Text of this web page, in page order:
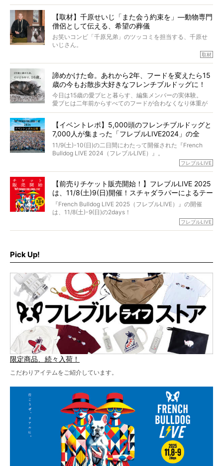
力をもつお笑い芸人「シークエンスはやとも」さんに、愛
犬の旅立ちや供養についてインタビュー。
インタビュアー兼対談相手は、大の犬好きで心霊分野の知
識にも長けているPELIさん。
「愛犬が旅立ったあと、ベッドやおもちゃはどうすればい
くれる？」
さらには、霊感がない人でも愛犬が成仏したことを知る方
法まで。
お笑い芸人だからこそ暗くなりすぎない、むしろ心がスッ
と軽くなる。
永久保存版のスペシャル対談です！
【取材】千原せいじ「また会う約束を」―動物専門
僧侶として伝える、希望の葬儀
お笑いコンビ「千原兄弟」のツッコミを担当する、千原せ
いじさん。
た。
僧侶としての名は「靖賢（せいけん）」。
当時54歳という年齢にして、なぜ動物専門僧侶という道を
選んだのか。
また、愛犬の旅立ちとどのように向き合うべきなのか。
た。
取材
諦めかけた命。あれから2年、フードを変えたら15
歳の今もお散歩大好きなフレンチブルドッグに！
今日は15歳の愛ブヒと暮らす、編集メンバーの実体験。
愛ブヒは二年前からすべてのフードが合わなくなり体重が
激減。検査をしても異常はなく「年齢のせいですね…」と言
もう諦めるしかないのかな…そんなとき、我が家に届いたの
が「THE fu-do(ザ・フード)」の試食品でした。
そして「THE fu-do(ザ・フード)」を食べつづけて二年、愛
ブヒは15歳になり、今も元気にお散歩をしています。
今回は、二年前の絶望から今までを包み隠さず、時系列で
【イベントレポ】5,000頭のフレンチブルドッグと
7,000人が集まった「フレブルLIVE2024」の全
貌！
11/9(土)-10(日)の二日間にわたって開催された『French
Bulldog LIVE 2024（フレブルLIVE）』。
今年はのべ5,000頭のフレンチブルドッグと7,000人のフレ
day1の司会はフレブルラバーのロッチさん。day2の音楽フ
ェスには世代ど真ん中のPUFFYが出演するなど、例年以上
に豪華なラインナップ。
北は北海道、南は鹿児島県から。全国のフレンチブルドッ
グが一堂に会した「フレブルLIVE2024」の模様を、詳しく
フレブルLIVE
【前売りチケット販売開始！】フレブルLIVE 2025
は、11/8(土)9(日)開催！スチャダラパーによるテー
マソング制作も決定
『French Bulldog LIVE 2025（フレブルLIVE）』の開催
は、11/8(土)-9(日)の2days！
お得な前売りチケット、いよいよ販売スタートです！
ど、内容盛りだくさんでお送りしていますので、最後まで
お見逃しなく！
フレブルLIVE
Pick Up!
限定商品、続々入荷！
こだわりアイテムをご紹介しています。